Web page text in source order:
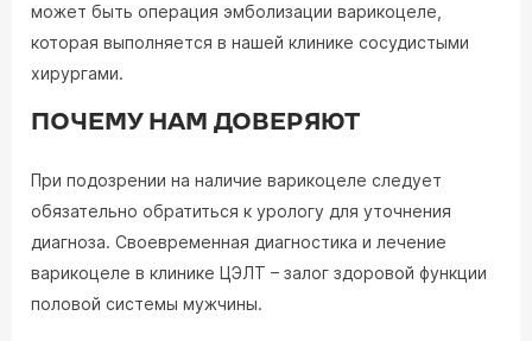
может быть операция эмболизации варикоцеле,
которая выполняется в нашей клинике сосудистыми
хирургами.
ПОЧЕМУ НАМ ДОВЕРЯЮТ
При подозрении на наличие варикоцеле следует
обязательно обратиться к урологу для уточнения
диагноза. Своевременная диагностика и лечение
варикоцеле в клинике ЦЭЛТ – залог здоровой функции
половой системы мужчины.